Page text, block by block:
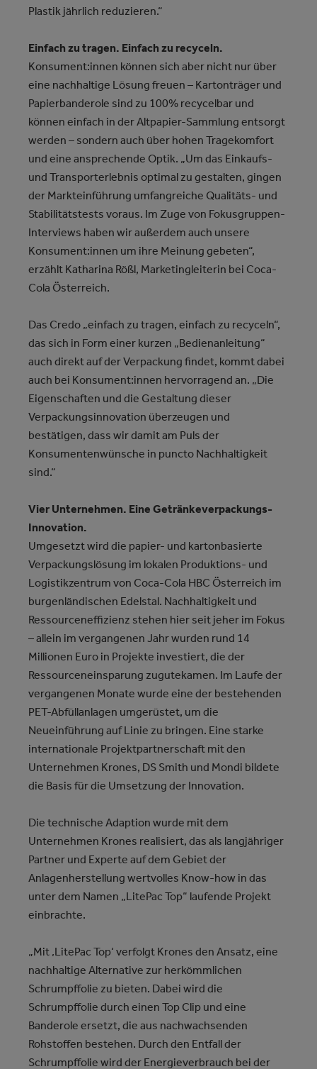
Plastik jährlich reduzieren.“
Einfach zu tragen. Einfach zu recyceln.
Konsument:innen können sich aber nicht nur über
eine nachhaltige Lösung freuen – Kartonträger und
Papierbanderole sind zu 100% recycelbar und
können einfach in der Altpapier-Sammlung entsorgt
werden – sondern auch über hohen Tragekomfort
und eine ansprechende Optik. „Um das Einkaufs-
und Transporterlebnis optimal zu gestalten, gingen
der Markteinführung umfangreiche Qualitäts- und
Stabilitätstests voraus. Im Zuge von Fokusgruppen-
Interviews haben wir außerdem auch unsere
Konsument:innen um ihre Meinung gebeten“,
erzählt Katharina Rößl, Marketingleiterin bei Coca-
Cola Österreich.
Das Credo „einfach zu tragen, einfach zu recyceln“,
das sich in Form einer kurzen „Bedienanleitung“
auch direkt auf der Verpackung findet, kommt dabei
auch bei Konsument:innen hervorragend an. „Die
Eigenschaften und die Gestaltung dieser
Verpackungsinnovation überzeugen und
bestätigen, dass wir damit am Puls der
Konsumentenwünsche in puncto Nachhaltigkeit
sind.“
Vier Unternehmen. Eine Getränkeverpackungs-
Innovation.
Umgesetzt wird die papier- und kartonbasierte
Verpackungslösung im lokalen Produktions- und
Logistikzentrum von Coca-Cola HBC Österreich im
burgenländischen Edelstal. Nachhaltigkeit und
Ressourceneffizienz stehen hier seit jeher im Fokus
– allein im vergangenen Jahr wurden rund 14
Millionen Euro in Projekte investiert, die der
Ressourceneinsparung zugutekamen. Im Laufe der
vergangenen Monate wurde eine der bestehenden
PET-Abfüllanlagen umgerüstet, um die
Neueinführung auf Linie zu bringen. Eine starke
internationale Projektpartnerschaft mit den
Unternehmen Krones, DS Smith und Mondi bildete
die Basis für die Umsetzung der Innovation.
Die technische Adaption wurde mit dem
Unternehmen Krones realisiert, das als langjähriger
Partner und Experte auf dem Gebiet der
Anlagenherstellung wertvolles Know-how in das
unter dem Namen „LitePac Top“ laufende Projekt
einbrachte.
„Mit ‚LitePac Top‘ verfolgt Krones den Ansatz, eine
nachhaltige Alternative zur herkömmlichen
Schrumpffolie zu bieten. Dabei wird die
Schrumpffolie durch einen Top Clip und eine
Banderole ersetzt, die aus nachwachsenden
Rohstoffen bestehen. Durch den Entfall der
Schrumpffolie wird der Energieverbrauch bei der